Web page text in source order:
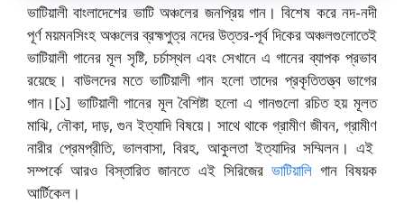
ভাটিয়ালী বাংলাদেশের ভাটি অঞ্চলের জনপ্রিয় গান। বিশেষ করে নদ-নদী
পূর্ণ ময়মনসিংহ অঞ্চলের ব্রহ্মপুত্র নদের উত্তর-পূর্ব দিকের অঞ্চলগুলোতেই
ভাটিয়ালী গানের মূল সৃষ্টি, চর্চাস্থল এবং সেখানে এ গানের ব্যাপক প্রভাব
রয়েছে। বাউলদের মতে ভাটিয়ালী গান হলো তাদের প্রকৃতিতত্ত্ব ভাগের
গান।[১] ভাটিয়ালী গানের মূল বৈশিষ্টা হলো এ গানগুলো রচিত হয় মূলত
মাঝি, নৌকা, দাড়, গুন ইত্যাদি বিষয়ে। সাথে থাকে গ্রামীণ জীবন, গ্রামীণ
নারীর প্রেমপ্রীতি, ভালবাসা, বিরহ, আকুলতা ইত্যাদির সম্মিলন। এই
সম্পর্কে আরও বিস্তারিত জানতে এই সিরিজের ভাটিয়ালিগান বিষয়ক
আর্টিকেল।